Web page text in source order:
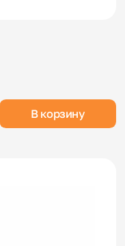
В корзину